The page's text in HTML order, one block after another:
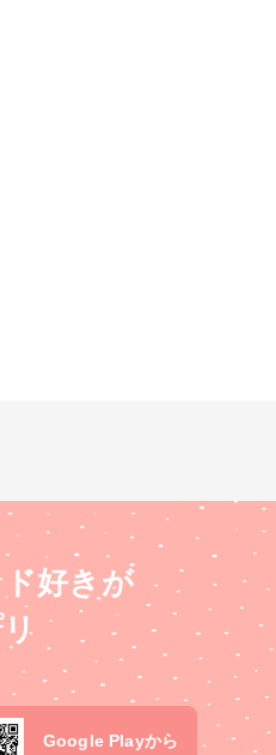
好きが
Google Playから